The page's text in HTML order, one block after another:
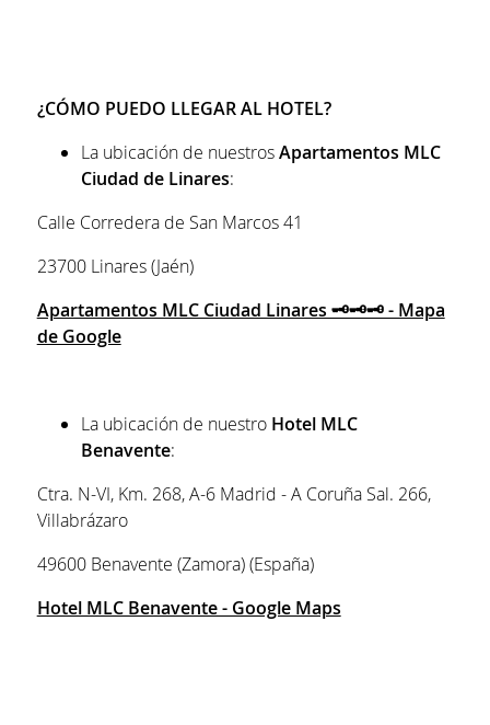
¿CÓMO PUEDO LLEGAR AL HOTEL?
La ubicación de nuestrosApartamentos MLC
Ciudad de Linares:
Calle Corredera de San Marcos 41
23700 Linares (Jaén)
Apartamentos MLC Ciudad Linares 🗝️🗝️🗝️ - Mapa
de Google
La ubicación de nuestro Hotel MLC
Benavente:
Ctra. N-VI, Km. 268, A-6 Madrid - A Coruña Sal. 266,
Villabrázaro
49600 Benavente (Zamora) (España)
Hotel MLC Benavente - Google Maps